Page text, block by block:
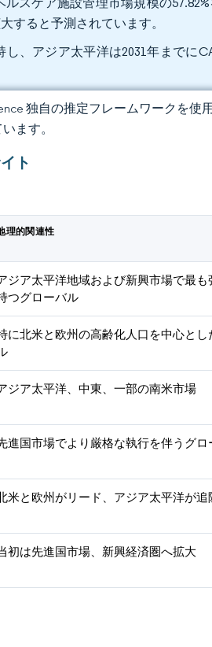
すると予測されています。
、アジア太平洋は2031年までに
独自の推定フレームワークを使
ます。
ト
理的関連性
ジア太平洋地域および新興市場で最も
つグローバル
に北米と欧州の高齢化人口を中心とし
ジア太平洋、中東、一部の南米市場
進国市場でより厳格な執行を伴うグロ
米と欧州がリード、アジア太平洋が追
初は先進国市場、新興経済圏へ拡大